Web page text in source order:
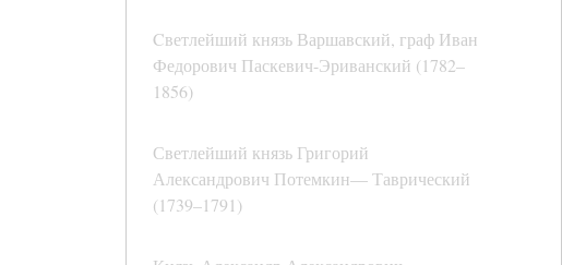
Cветлейший князь Варшавский, граф Иван
Федорович Паскевич-Эриванский (1782–
1856)
Светлейший князь Григорий
Александрович Потемкин— Таврический
(1739–1791)